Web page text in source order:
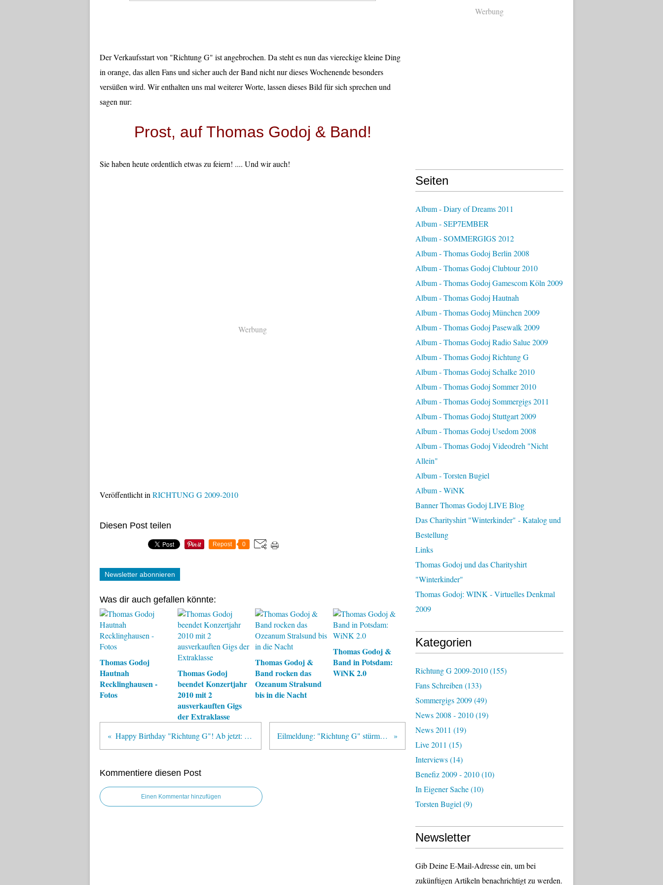
Der Verkaufsstart von "Richtung G" ist angebrochen. Da steht es nun das viereckige kleine Ding
in orange, das allen Fans und sicher auch der Band nicht nur dieses Wochenende besonders
versüßen wird. Wir enthalten uns mal weiterer Worte, lassen dieses Bild für sich sprechen und
sagen nur:
Prost, auf Thomas Godoj & Band!
Sie haben heute ordentlich etwas zu feiern! .... Und wir auch!
Werbung
Veröffentlicht in RICHTUNG G 2009-2010
Diesen Post teilen
Repost 0
Newsletter abonnieren
Was dir auch gefallen könnte:
Thomas Godoj
Hautnah
Recklinghausen -
Fotos
Thomas Godoj
beendet Konzertjahr
2010 mit 2
ausverkauften Gigs
der Extraklasse
Thomas Godoj &
Band rocken das
Ozeanum Stralsund
bis in die Nacht
Thomas Godoj &
Band in Potsdam:
WiNK 2.0
Happy Birthday "Richtung G"! Ab jetzt: Thomas Godojs neues Album im Handel Eilmeldung: "Richtung G" stürmt raketenartig die Downloadcharts!
Kommentiere diesen Post
Einen Kommentar hinzufügen
Werbung
Seiten
Album - Diary of Dreams 2011
Album - SEP7EMBER
Album - SOMMERGIGS 2012
Album - Thomas Godoj Berlin 2008
Album - Thomas Godoj Clubtour 2010
Album - Thomas Godoj Gamescom Köln 2009
Album - Thomas Godoj Hautnah
Album - Thomas Godoj München 2009
Album - Thomas Godoj Pasewalk 2009
Album - Thomas Godoj Radio Salue 2009
Album - Thomas Godoj Richtung G
Album - Thomas Godoj Schalke 2010
Album - Thomas Godoj Sommer 2010
Album - Thomas Godoj Sommergigs 2011
Album - Thomas Godoj Stuttgart 2009
Album - Thomas Godoj Usedom 2008
Album - Thomas Godoj Videodreh "Nicht
Allein"
Album - Torsten Bugiel
Album - WiNK
Banner Thomas Godoj LIVE Blog
Das Charityshirt "Winterkinder" - Katalog und
Bestellung
Links
Thomas Godoj und das Charityshirt
"Winterkinder"
Thomas Godoj: WINK - Virtuelles Denkmal
2009
Kategorien
Richtung G 2009-2010(155)
Fans Schreiben (133)
Sommergigs 2009(49)
News 2008 - 2010(19)
News 2011 (19)
Live 2011 (15)
Interviews(14)
Benefiz 2009 - 2010(10)
In Eigener Sache(10)
Torsten Bugiel (9)
Newsletter
Gib Deine E-Mail-Adresse ein, um bei
zukünftigen Artikeln benachrichtigt zu werden.